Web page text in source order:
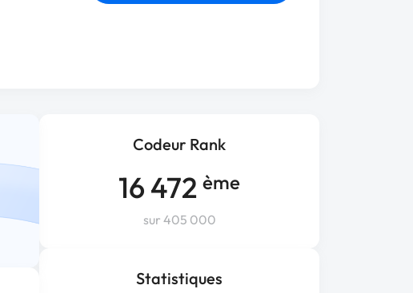
Codeur Rank
16 472 ème
sur 405 000
Statistiques